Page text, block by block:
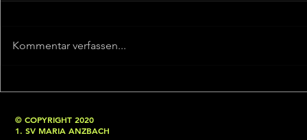
Kommentar verfassen...
© COPYRIGHT 2020
1. SV MARIA ANZBACH